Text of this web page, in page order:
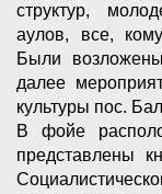
структур,
аулов, все,
Были
далее
культуры пос.
В фойе
представлены